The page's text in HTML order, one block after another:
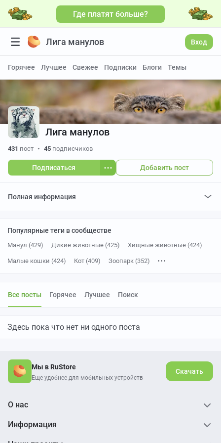
Где платят больше?
Лига манулов Вход
Горячее Лучшее Свежее Подписки Блоги Темы
Лига манулов
431 пост • 45 подписчиков
Подписаться Добавить пост
Полная информация
Популярные теги в сообществе
Манул (429) Дикие животные (425) Хищные животные (424)
Малые кошки (424) Кот (409) Зоопарк (352)
Длиннопост (157) Семейство кошачьих (52)
Манул Тимофей (35)
Ленинградский зоопарк (29) Московский зоопарк (22)
Все посты Горячее Лучшее Поиск
Здесь пока что нет ни одного поста
Мы в RuStore
Еще удобнее для мобильных устройств
Скачать
О нас
Информация